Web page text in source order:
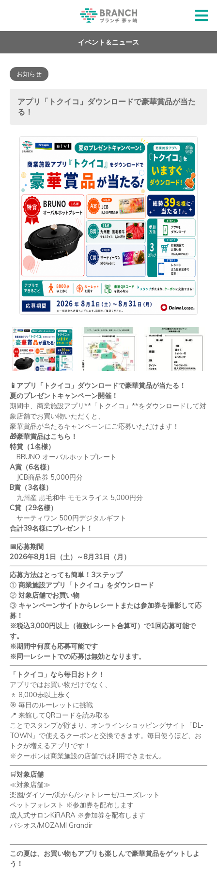
イベント＆ニュース
お知らせ
アプリ「トクイコ」ダウンロードで豪華賞品が当た
る！
📱 アプリ「トクイコ」ダウンロードで豪華賞品が当たる！
夏のプレゼントキャンペーン開催！
期間中、商業施設アプリ** 「トクイコ」 **をダウンロードして対
象店舗でお買い物いただくと、
豪華賞品が当たるキャンペーンにご応募いただけます！
🎁豪華賞品はこちら！
特賞（1名様）
BRUNO オーバルホットプレート
A賞（6名様）
JCB商品券 5,000円分
B賞（3名様）
九州産 黒毛和牛 モモスライス 5,000円分
C賞（29名様）
サーティワン 500円デジタルギフト
合計39名様にプレゼント！
📅応募期間
2026年8月1日（土）～8月31日（月）
応募方法はとっても簡単！ 3ステップ
① 商業施設アプリ「トクイコ」をダウンロード
② 対象店舗でお買い物
③ キャンペーンサイトからレシートまたは参加券を撮影して応
募！
※税込3,000円以上（複数レシート合算可）で1回応募可能で
す。
※期間中何度も応募可能です
※同一レシートでの応募は無効となります。
「トクイコ」なら毎日おトク！
アプリではお買い物だけでなく、
🚶 8,000歩以上歩く
🎯 毎日のルーレットに挑戦
📍 来館してQRコードを読み取る
ことでスタンプが貯まり、オンラインショッピングサイト「 DL-
TOWN 」で使えるクーポンと交換できます。毎日使うほど、お
トクが増えるアプリです！
※クーポンは商業施設の店舗では利用できません。
🛒対象店舗
≪対象店舗≫
楽園/ダイソー/浜から/シャトレーゼ/ユーズレット
ペットフォレスト ※参加券を配布します
成人式サロンKiRARA ※参加券を配布します
パシオス/MOZAMI Grandir
この夏は、お買い物もアプリも楽しんで豪華賞品をゲットしよ
う！